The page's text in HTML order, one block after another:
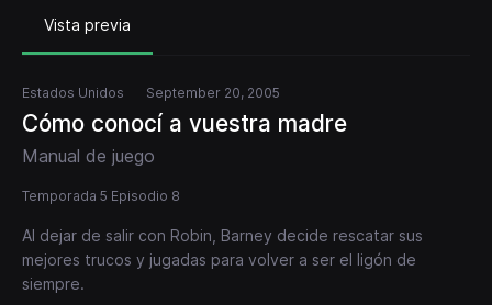
Vista previa
Estados Unidos September 20, 2005
Cómo conocí a vuestra madre
Manual de juego
Temporada 5 Episodio 8
Al dejar de salir con Robin, Barney decide rescatar sus
mejores trucos y jugadas para volver a ser el ligón de
siempre.